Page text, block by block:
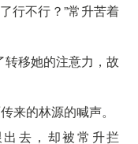
行不行？”常升苦着
移她的注意力，故
来的林源的喊声。
去，却被常升拦